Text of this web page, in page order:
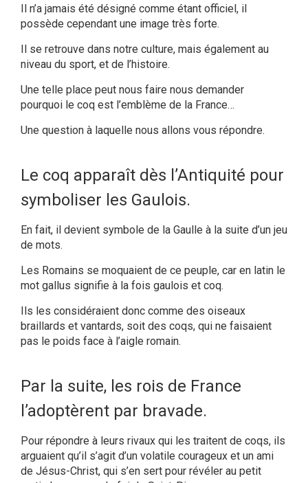
Il n’a jamais été désigné comme étant officiel, il
possède cependant une image très forte.
Il se retrouve dans notre culture, mais également au
niveau du sport, et de l’histoire.
Une telle place peut nous faire nous demander
pourquoi le coq est l’emblème de la France…
Une question à laquelle nous allons vous répondre.
Le coq apparaît dès l’Antiquité pour
symboliser les Gaulois.
En fait, il devient symbole de la Gaulle à la suite d’un jeu
de mots.
Les Romains se moquaient de ce peuple, car en latin le
mot gallus signifie à la fois gaulois et coq.
Ils les considéraient donc comme des oiseaux
braillards et vantards, soit des coqs, qui ne faisaient
pas le poids face à l’aigle romain.
Par la suite, les rois de France
l’adoptèrent par bravade.
Pour répondre à leurs rivaux qui les traitent de coqs, ils
arguaient qu’il s’agit d’un volatile courageux et un ami
de Jésus-Christ, qui s’en sert pour révéler au petit